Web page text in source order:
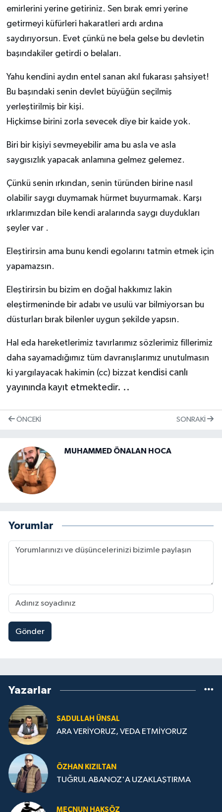
emirlerini yerine getiriniz. Sen bırak emri yerine
getirmeyi küfürleri hakaratleri ardı ardına
saydırıyorsun. Evet çünkü ne bela gelse bu devletin
başındakiler getirdi o belaları.
Yahu kendini aydın entel sanan akıl fukarası şahsiyet!
Bu başındaki senin devlet büyüğün seçilmiş
yerleştirilmiş bir kişi.
Hiçkimse birini zorla sevecek diye bir kaide yok.
Biri bir kişiyi sevmeyebilir ama bu asla ve asla
saygısızlık yapacak anlamına gelmez gelemez.
Çünkü senin ırkından, senin türünden birine nasıl
olabilir saygı duymamak hürmet buyurmamak. Karşı
ırklarımızdan bile kendi aralarında saygı duydukları
şeyler var .
Eleştirirsin ama bunu kendi egolarını tatmin etmek için
yapamazsın.
Eleştirirsin bu bizim en doğal hakkımız lakin
eleştirmeninde bir adabı ve usulü var bilmiyorsan bu
düsturları bırak bilenler uygun şekilde yapsın.
Hal eda hareketlerimiz tavırlarımız sözlerimiz fillerimiz
daha sayamadığımız tüm davranışlarımız unutulmasın
ki yargılayacak hakimin (cc) bizzat kendisi canlı
yayınında kayıt etmektedir. ..
ÖNCEKI SONRAKI
MUHAMMED ÖNALAN HOCA
Yorumlar
Gönder
Yazarlar
SADULLAH ÜNSAL
ARA VERİYORUZ, VEDA ETMİYORUZ
ÖZHAN KIZILTAN
TUĞRUL ABANOZ'A UZAKLAŞTIRMA
MECNUN HAKSÖZ